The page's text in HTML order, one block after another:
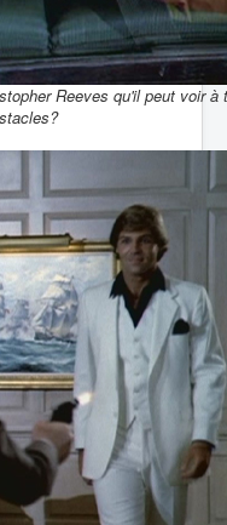
Reeves qu'il peut voir à